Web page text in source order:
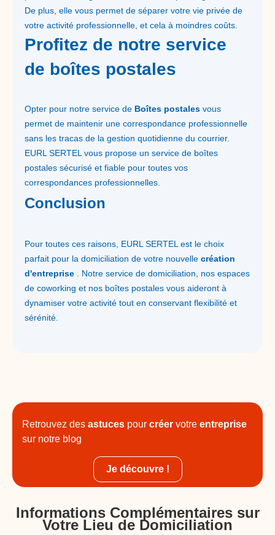
De plus, elle vous permet de séparer votre vie privée de
votre activité professionnelle, et cela à moindres coûts.
Profitez de notre service
de boîtes postales
Opter pour notre service de Boîtes postales vous
permet de maintenir une correspondance professionnelle
sans les tracas de la gestion quotidienne du courrier.
EURL SERTEL vous propose un service de boîtes
postales sécurisé et fiable pour toutes vos
correspondances professionnelles.
Conclusion
Pour toutes ces raisons, EURL SERTEL est le choix
parfait pour la domiciliation de votre nouvelle création
d'entreprise . Notre service de domiciliation, nos espaces
de coworking et nos boîtes postales vous aideront à
dynamiser votre activité tout en conservant flexibilité et
sérénité.
Retrouvez des astuces pour créer votre entreprise
sur notre blog
Je découvre !
Informations Complémentaires sur
Votre Lieu de Domiciliation